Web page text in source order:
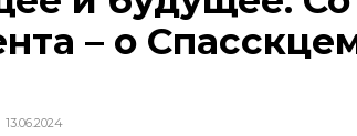
– о
13.06.2024